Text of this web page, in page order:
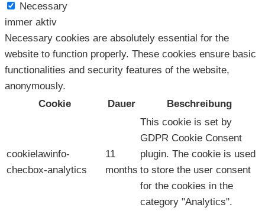
Necessary
immer aktiv
Necessary cookies are absolutely essential for the
website to function properly. These cookies ensure basic
functionalities and security features of the website,
anonymously.
Cookie
Dauer Beschreibung
cookielawinfo-
checbox-analytics
11
months
This cookie is set by
GDPR Cookie Consent
plugin. The cookie is used
to store the user consent
for the cookies in the
category "Analytics".